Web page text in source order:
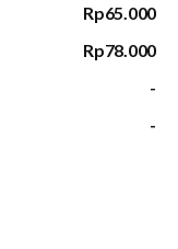
Rp65.000
Rp78.000
-
-